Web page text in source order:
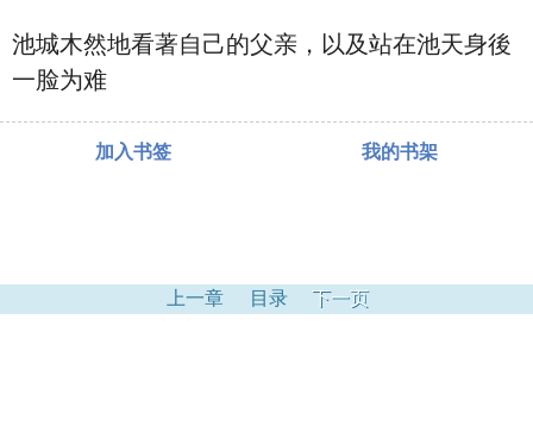
池城木然地看著自己的父亲，以及站在池天身後
一脸为难
加入书签 我的书架
上一章 目录 下一页